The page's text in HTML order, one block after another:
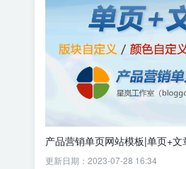
产品营销单页网站模板|单页+文
更新日期：2023-07-28 16:34